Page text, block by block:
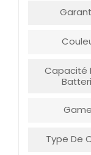
Capacité
Type De